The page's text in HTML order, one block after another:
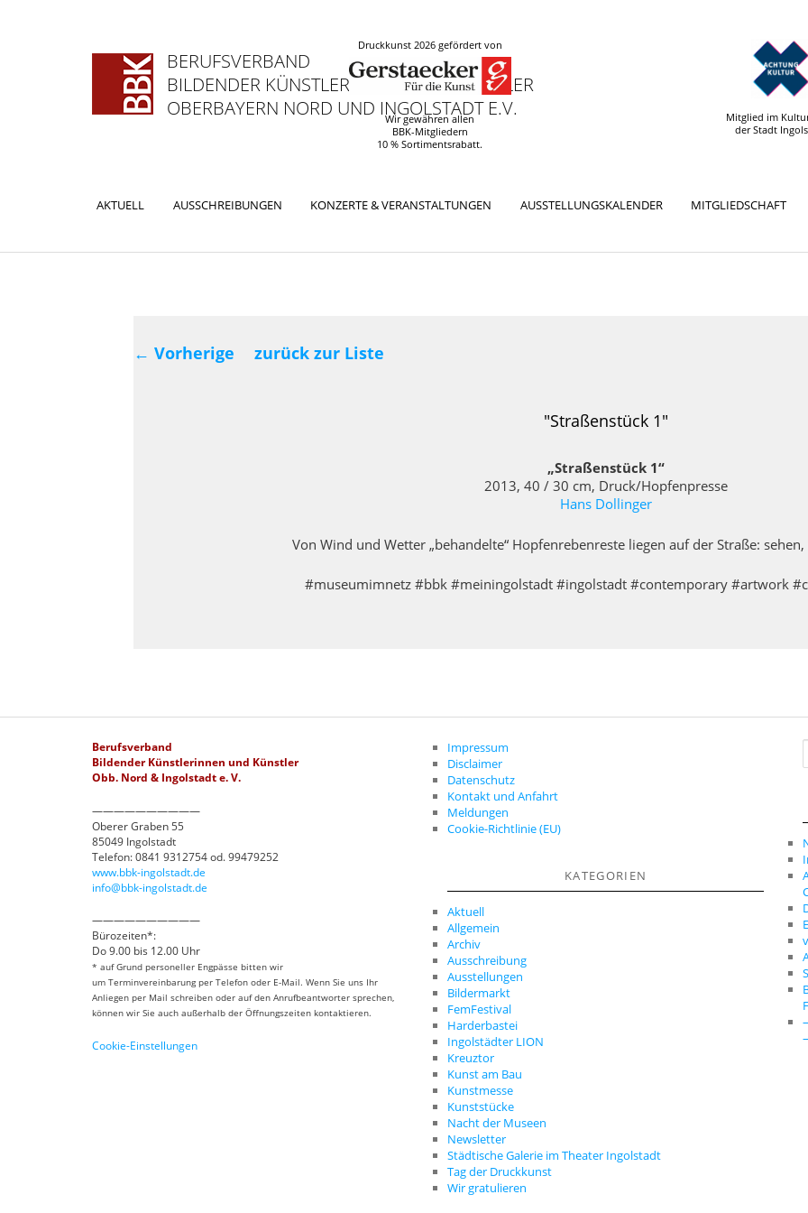
BERUFSVERBAND
BILDENDER KÜNSTLERINNEN UND KÜNSTLER
OBERBAYERN NORD UND INGOLSTADT E.V.
Druckkunst 2026 gefördert von
Wir gewähren allen
BBK-Mitgliedern
10 % Sortimentsrabatt.
Mitglied im
der Stadt
ZUM
PRIMÄREN
ZUM
SEKUNDÄREN
AKTUELL AUSSCHREIBUNGEN KONZERTE & VERANSTALTUNGEN AUSSTELLUNGSKALENDER MITGLIEDSCHAFT
Beitragsnavigation
← Vorherige zurück zur Liste
"Straßenstück 1"
„Straßenstück 1“
2013, 40 / 30 cm, Druck/Hopfenpresse
Hans Dollinger
Von Wind und Wetter „behandelte“ Hopfenrebenreste liegen auf der Straße:
#museumimnetz #bbk #meiningolstadt #ingolstadt #contemporary #artwork
Berufsverband
Bildender Künstlerinnen und Künstler
Obb. Nord & Ingolstadt e. V.
——————————
Oberer Graben 55
85049 Ingolstadt
Telefon: 0841 9312754 od. 99479252
www.bbk-ingolstadt.de
info@bbk-ingolstadt.de
——————————
Bürozeiten*:
Do 9.00 bis 12.00 Uhr
* auf Grund personeller Engpässe bitten wir
um Terminvereinbarung per Telefon oder E-Mail. Wenn Sie uns Ihr
Anliegen per Mail schreiben oder auf den Anrufbeantworter sprechen,
können wir Sie auch außerhalb der Öffnungszeiten kontaktieren.
Cookie-Einstellungen
Impressum
Disclaimer
Datenschutz
Kontakt und Anfahrt
Meldungen
Cookie-Richtlinie (EU)
KATEGORIEN
Aktuell
Allgemein
Archiv
Ausschreibung
Ausstellungen
Bildermarkt
FemFestival
Harderbastei
Ingolstädter LION
Kreuztor
Kunst am Bau
Kunstmesse
Kunststücke
Nacht der Museen
Newsletter
Städtische Galerie im Theater Ingolstadt
Tag der Druckkunst
Wir gratulieren
n